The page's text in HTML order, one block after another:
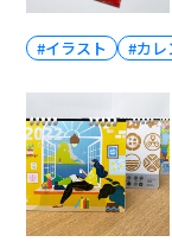
#イラスト #カレ